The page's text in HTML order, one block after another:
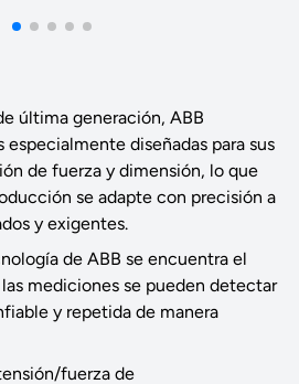
última generación, ABB
diseñadas para sus
de fuerza y ​​dimensión, lo que
se adapte con precisión a
y exigentes.
de ABB se encuentra el
mediciones se pueden detectar
y repetida de manera
fuerza de